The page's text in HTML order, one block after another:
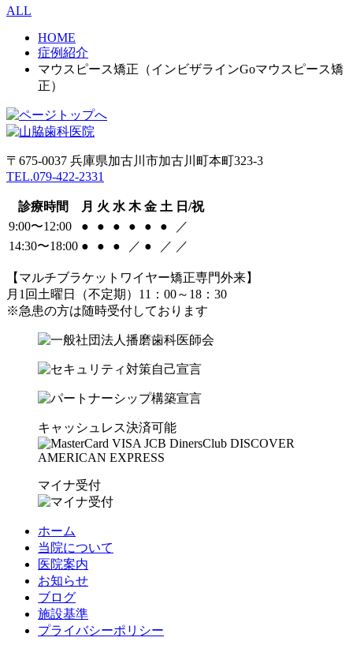
ALL
HOME
症例紹介
マウスピース矯正（インビザラインGoマウスピース矯
正）
〒675-0037 兵庫県加古川市加古川町本町323-3
TEL.079-422-2331
診療時間 月 火 水 木 金 土 日/祝
9:00〜12:00
● ● ● ● ● ●
／
14:30〜18:00 ● ● ● ／ ● ／ ／
【マルチブラケットワイヤー矯正専門外来】
月1回土曜日（不定期）11：00～18：30
※急患の方は随時受付しております
キャッシュレス決済可能
マイナ受付
ホーム
当院について
医院案内
お知らせ
ブログ
施設基準
プライバシーポリシー